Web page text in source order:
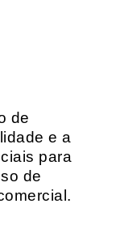
de
e a
para
de